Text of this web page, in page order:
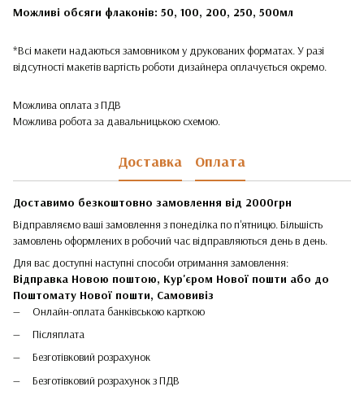
Можливі обсяги флаконів: 50, 100, 200, 250, 500мл
*Всі макети надаються замовником у друкованих форматах. У разі
відсутності макетів вартість роботи дизайнера оплачується окремо.
Можлива оплата з ПДВ
Можлива робота за давальницькою схемою.
Доставка Оплата
Доставимо безкоштовно замовлення від 2000грн
Відправляємо ваші замовлення з понеділка по п'ятницю. Більшість
замовлень оформлених в робочий час відправляються день в день.
Для вас доступні наступні способи отримання замовлення:
Відправка Новою поштою, Кур'єром Нової пошти або до
Поштомату Нової пошти, Самовивіз
Онлайн-оплата банківською карткою
Післяплата
Безготівковий розрахунок
Безготівковий розрахунок з ПДВ